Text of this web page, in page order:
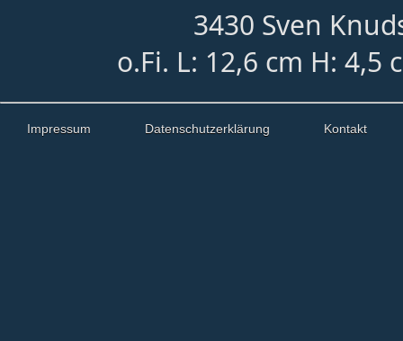
3430 Sven
o.Fi. L: 12,6 cm H: 4,5
Impressum Datenschutzerklärung Kontakt